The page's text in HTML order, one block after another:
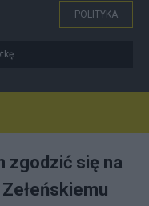
POLITYKA
zgodzić się na